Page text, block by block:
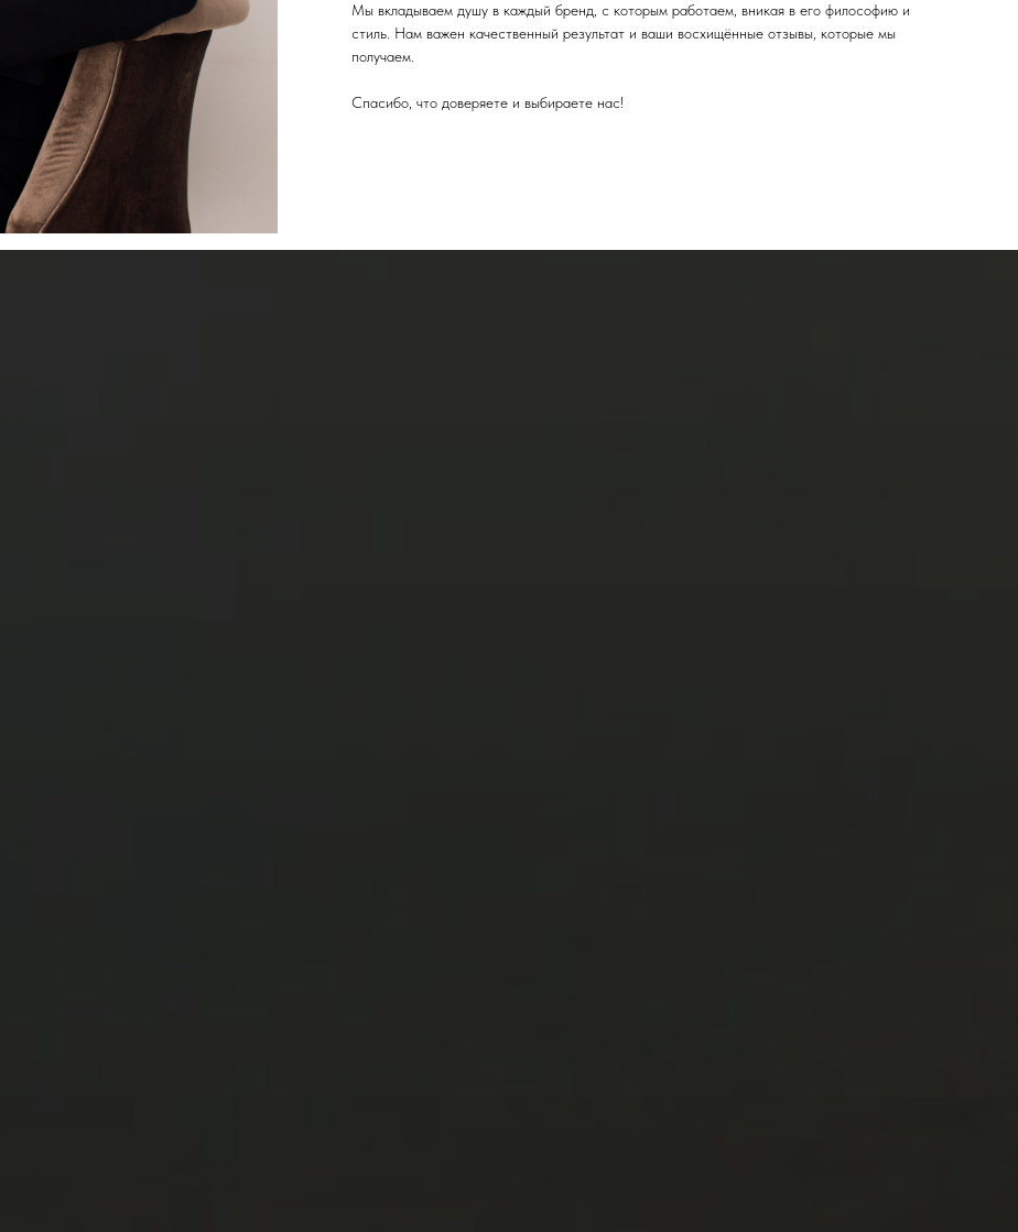
Мы вкладываем душу в каждый бренд, с которым работаем, вникая в его философию и
стиль. Нам важен качественный результат и ваши восхищённые отзывы, которые мы
получаем.
Спасибо, что доверяете и выбираете нас!